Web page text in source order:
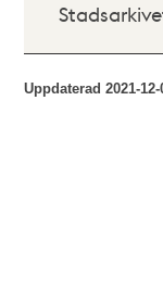
Uppdaterad2021-12-